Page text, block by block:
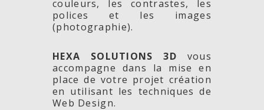
couleurs, les contrastes, les
polices et les images
(photographie).
HEXA SOLUTIONS 3D vous
accompagne dans la mise en
place de votre projet création
en utilisant les techniques de
Web Design.